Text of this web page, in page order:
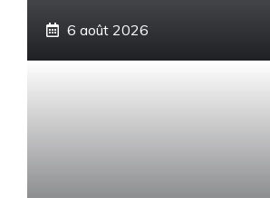
6 août 2026